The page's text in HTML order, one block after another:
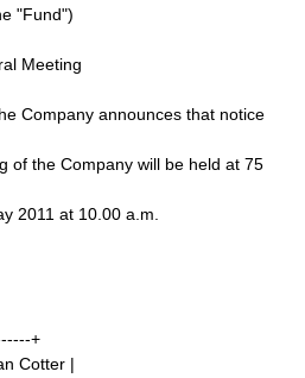
"Fund")
Meeting
Company announces that notice
of the Company will be held at 75
2011 at 10.00 a.m.
+
Cotter |